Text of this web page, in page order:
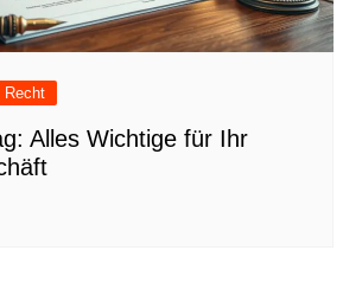
Recht
Alles Wichtige für Ihr